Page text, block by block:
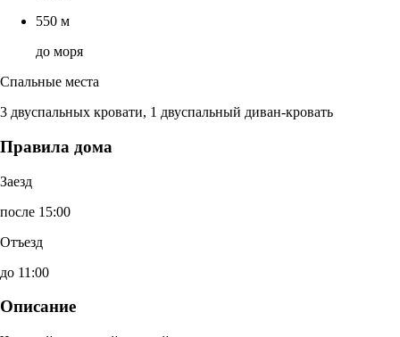
550 м
до моря
Спальные места
3 двуспальных кровати, 1 двуспальный диван-кровать
Правила дома
Заезд
после 15:00
Отъезд
до 11:00
Описание